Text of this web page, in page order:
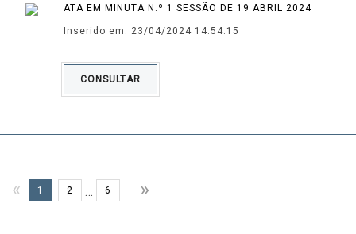
ATA EM MINUTA N.º 1 SESSÃO DE 19 ABRIL 2024
Inserido em: 23/04/2024 14:54:15
CONSULTAR
« 1 2 … 6 »